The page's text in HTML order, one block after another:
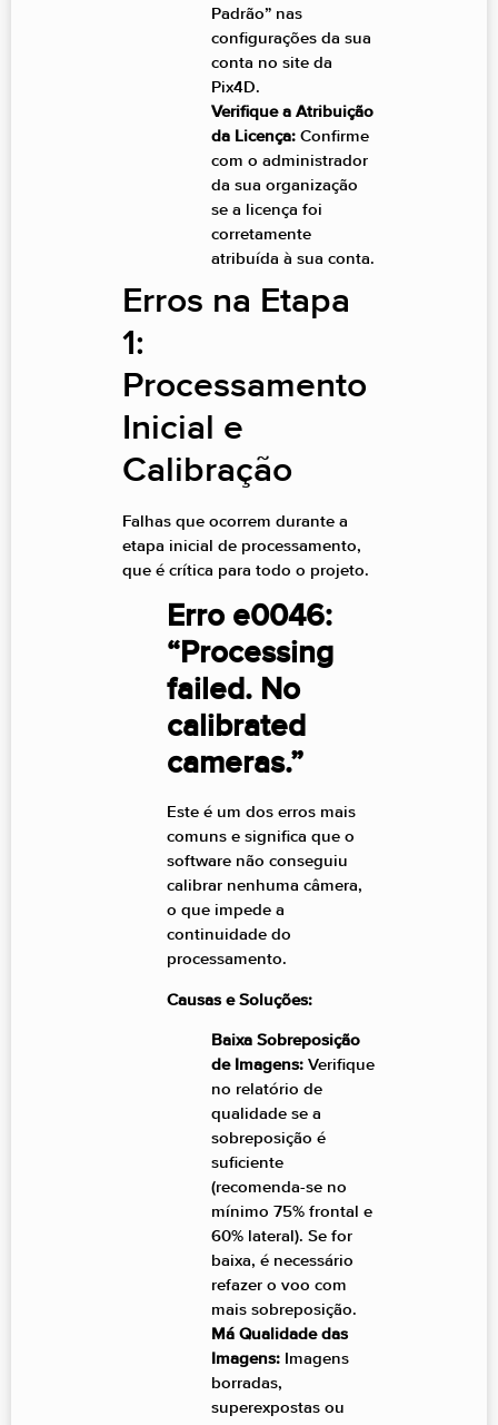
Padrão” nas
configurações da sua
conta no site da
Pix4D.
Verifique a Atribuição
da Licença: Confirme
com o administrador
da sua organização
se a licença foi
corretamente
atribuída à sua conta.
Erros na Etapa
1:
Processamento
Inicial e
Calibração
Falhas que ocorrem durante a
etapa inicial de processamento,
que é crítica para todo o projeto.
Erro e0046:
“Processing
failed. No
calibrated
cameras.”
Este é um dos erros mais
comuns e significa que o
software não conseguiu
calibrar nenhuma câmera,
o que impede a
continuidade do
processamento.
Causas e Soluções:
Baixa Sobreposição
de Imagens: Verifique
no relatório de
qualidade se a
sobreposição é
suficiente
(recomenda-se no
mínimo 75% frontal e
60% lateral). Se for
baixa, é necessário
refazer o voo com
mais sobreposição.
Má Qualidade das
Imagens: Imagens
borradas,
superexpostas ou